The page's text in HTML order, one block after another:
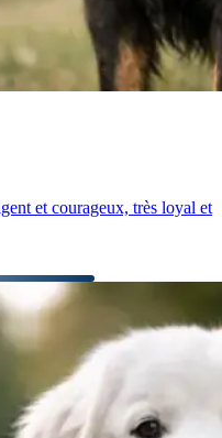
et courageux, très loyal et